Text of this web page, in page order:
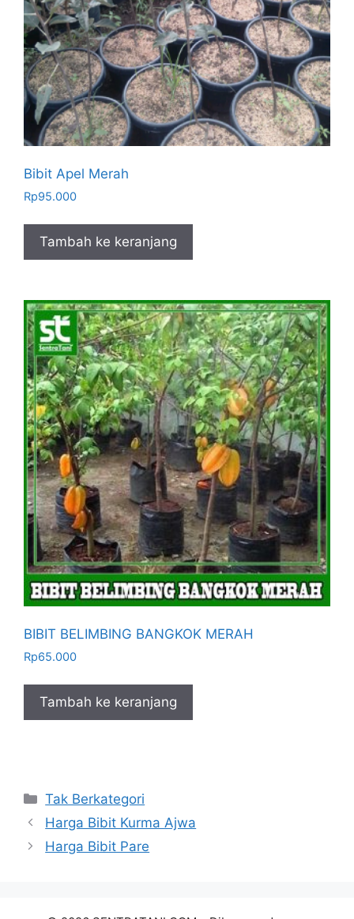
Bibit Apel Merah
Rp95.000
Tambah ke keranjang
BIBIT BELIMBING BANGKOK MERAH
Rp65.000
Tambah ke keranjang
Kategori
Tak Berkategori
Harga Bibit Kurma Ajwa
Harga Bibit Pare